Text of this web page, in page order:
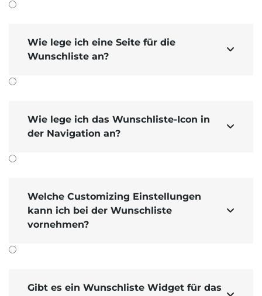
kein Versand­gewichtbei der Produkt­
variante hinter­legt und somit werden bei
Anhand dieser drei Beispiele mit unter­
schiedlichen Mehrwertsteuer-Sätzen gibt es
ein paar Szenarien, die bei der Berechnung
Wirdnur die Hardwaregekauft,
Wie lege ich eine Seite für die
Wunschliste an?

Wie lege ich das Wunschliste-Icon in
der Navigation an?

Welche Customizing Einstellungen
kann ich bei der Wunschliste
vornehmen?

Gibt es ein Wunschliste Widget für das